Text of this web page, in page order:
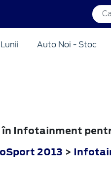
Auto Noi - Stoc
în Infotainment
2013 >